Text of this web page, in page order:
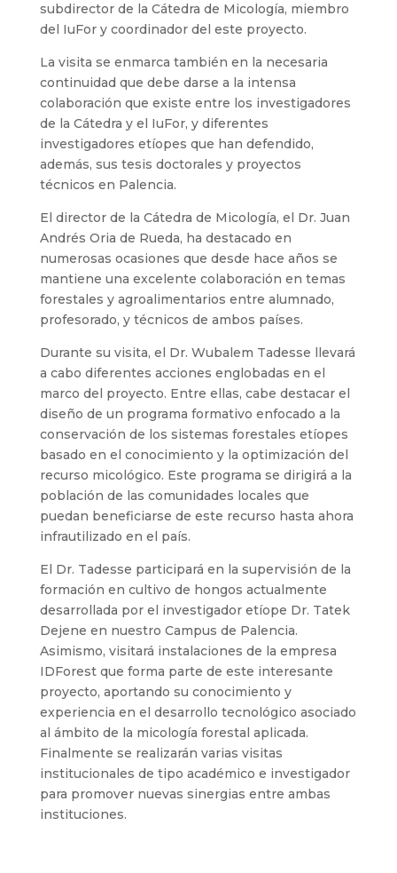
subdirector de la Cátedra de Micología, miembro
del IuFor y coordinador del este proyecto.
La visita se enmarca también en la necesaria
continuidad que debe darse a la intensa
colaboración que existe entre los investigadores
de la Cátedra y el IuFor, y diferentes
investigadores etíopes que han defendido,
además, sus tesis doctorales y proyectos
técnicos en Palencia.
El director de la Cátedra de Micología, el Dr. Juan
Andrés Oria de Rueda, ha destacado en
numerosas ocasiones que desde hace años se
mantiene una excelente colaboración en temas
forestales y agroalimentarios entre alumnado,
profesorado, y técnicos de ambos países.
Durante su visita, el Dr. Wubalem Tadesse llevará
a cabo diferentes acciones englobadas en el
marco del proyecto. Entre ellas, cabe destacar el
diseño de un programa formativo enfocado a la
conservación de los sistemas forestales etíopes
basado en el conocimiento y la optimización del
recurso micológico. Este programa se dirigirá a la
población de las comunidades locales que
puedan beneficiarse de este recurso hasta ahora
infrautilizado en el país.
El Dr. Tadesse participará en la supervisión de la
formación en cultivo de hongos actualmente
desarrollada por el investigador etíope Dr. Tatek
Dejene en nuestro Campus de Palencia.
Asimismo, visitará instalaciones de la empresa
IDForest que forma parte de este interesante
proyecto, aportando su conocimiento y
experiencia en el desarrollo tecnológico asociado
al ámbito de la micología forestal aplicada.
Finalmente se realizarán varias visitas
institucionales de tipo académico e investigador
para promover nuevas sinergias entre ambas
instituciones.